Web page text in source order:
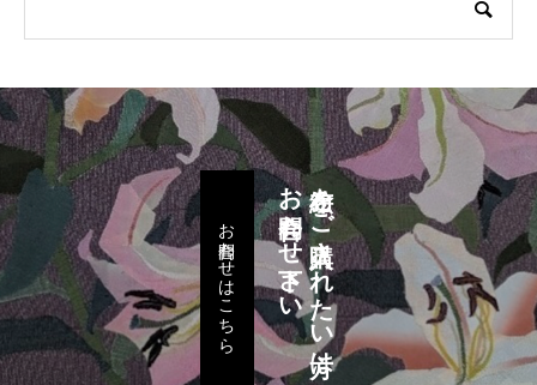
布絵をご購入されたい方は
お問合わせ下さい
お問合わせはこちら